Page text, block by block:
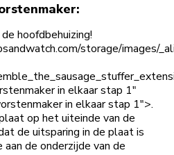
hoofdbehuizing!
storage/images/
in elkaar stap 1"
in elkaar stap 1">.
op het uiteinde van de
de uitsparing in de plaat is
de onderzijde van de